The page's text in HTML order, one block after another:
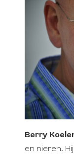
Berry
en nieren.
op